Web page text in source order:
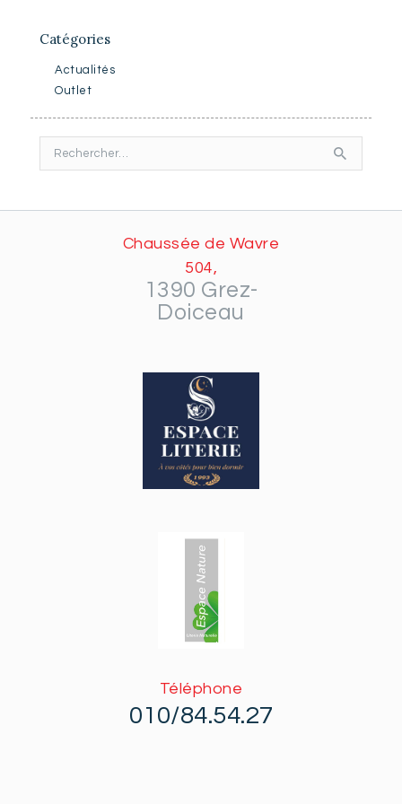
Catégories
Actualités
Outlet
Chaussée de Wavre
504,
1390 Grez-
Doiceau
Téléphone
010/84.54.27